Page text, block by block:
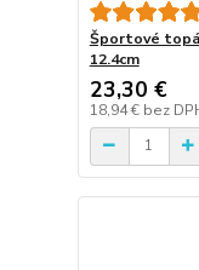
Športové
12.4cm
23,30 €
18,94 € bez